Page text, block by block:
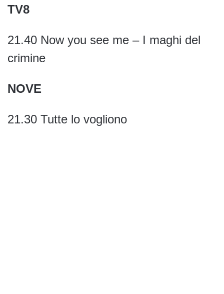
TV8
21.40 Now you see me – I maghi del
crimine
NOVE
21.30 Tutte lo vogliono